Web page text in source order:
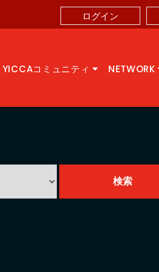
ログイン
YICCAコミュニティ NETWORK